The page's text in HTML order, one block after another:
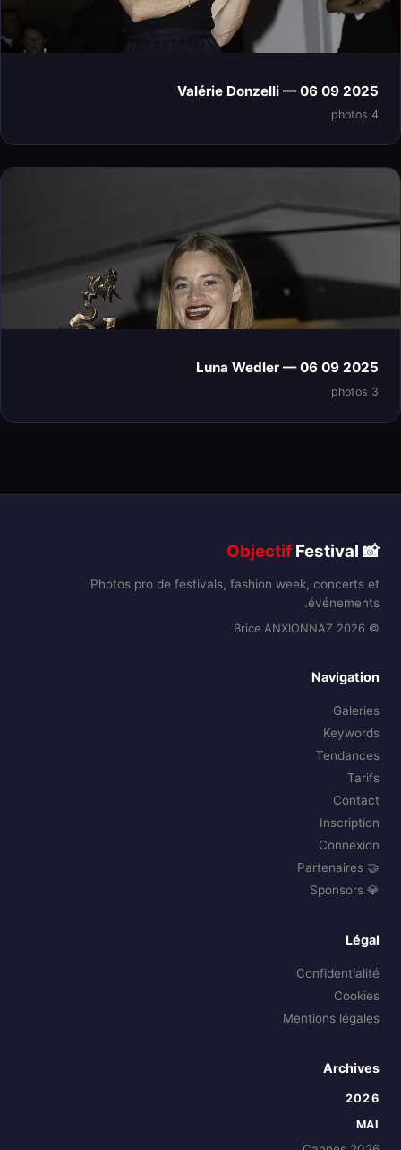
Valérie Donzelli — 06 09 2025
4 photos
Luna Wedler — 06 09 2025
3 photos
📸
Objectif Festival
Photos pro de festivals, fashion week, concerts et
événements.
© 2026 Brice ANXIONNAZ
Navigation
Galeries
Keywords
Tendances
Tarifs
Contact
Inscription
Connexion
🤝 Partenaires
💎 Sponsors
Légal
Confidentialité
Cookies
Mentions légales
Archives
2026
MAI